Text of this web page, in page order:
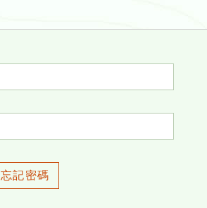
忘記密碼